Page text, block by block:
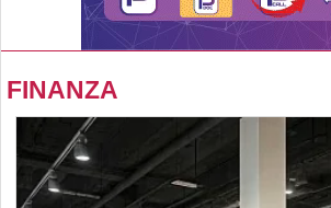
FINANZA